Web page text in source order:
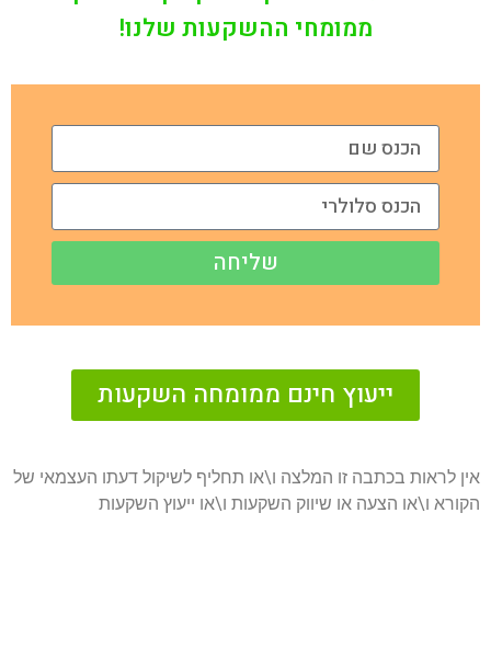
ממומחי ההשקעות שלנו!
שליחה
ייעוץ חינם ממומחה השקעות
אין לראות בכתבה זו המלצה ו\או תחליף לשיקול דעתו העצמאי של
הקורא ו\או הצעה או שיווק השקעות ו\או ייעוץ השקעות